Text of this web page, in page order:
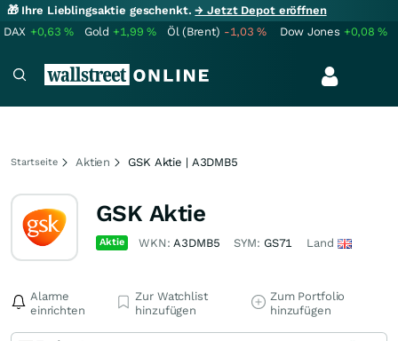
🎁 Ihre Lieblingsaktie geschenkt.→ Jetzt Depot eröffnen
DAX +0,63% Gold +1,99% Öl (Brent) -1,03% Dow Jones +0,08%
Startseite Aktien GSK Aktie | A3DMB5
GSK Aktie
Aktie WKN:A3DMB5 SYM: GS71 Land
Alarme
einrichten
Zur Watchlist
hinzufügen
Zum Portfolio
hinzufügen